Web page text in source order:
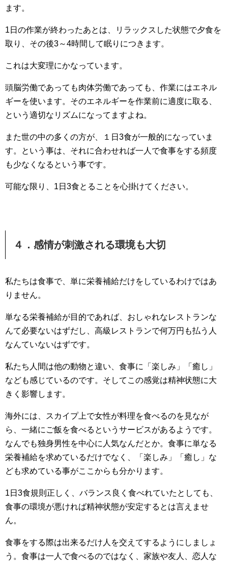
ます。
1日の作業が終わったあとは、リラックスした状態で夕食を
取り、その後3～4時間して眠りにつきます。
これは大変理にかなっています。
頭脳労働であっても肉体労働であっても、作業にはエネル
ギーを使います。そのエネルギーを作業前に適度に取る、
という適切なリズムになってますよね。
また世の中の多くの方が、１日3食が一般的になっていま
す。という事は、それに合わせれば一人で食事をする頻度
も少なくなるという事です。
可能な限り、1日3食とることを心掛けてください。
４．感情が刺激される環境も大切
私たちは食事で、単に栄養補給だけをしているわけではあ
りません。
単なる栄養補給が目的であれば、おしゃれなレストランな
んて必要ないはずだし、高級レストランで何万円も払う人
なんていないはずです。
私たち人間は他の動物と違い、食事に「楽しみ」「癒し」
なども感じているのです。そしてこの感覚は精神状態に大
きく影響します。
海外には、スカイプ上で女性が料理を食べるのを見なが
ら、一緒にご飯を食べるというサービスがあるようです。
なんでも独身男性を中心に人気なんだとか。食事に単なる
栄養補給を求めているだけでなく、「楽しみ」「癒し」な
ども求めている事がここからも分かります。
1日3食規則正しく、バランス良く食べれていたとしても、
食事の環境が悪ければ精神状態が安定するとは言えませ
ん。
食事をする際は出来るだけ人を交えてするようにしましょ
う。食事は一人で食べるのではなく、家族や友人、恋人な